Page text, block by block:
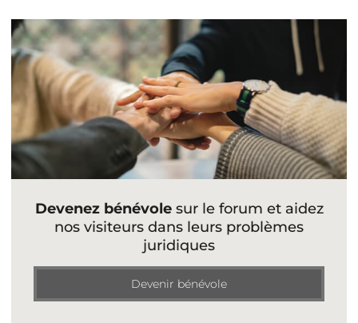
Devenez bénévolesur le forum et aidez
nos visiteurs dans leurs problèmes
juridiques
Devenir bénévole